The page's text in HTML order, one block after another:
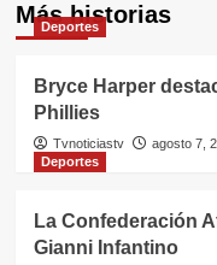
Más historias
Deportes
Bryce Harper
Phillies
Tvnoticiastv
agosto 7,
Deportes
La Confederación
Gianni Infantino